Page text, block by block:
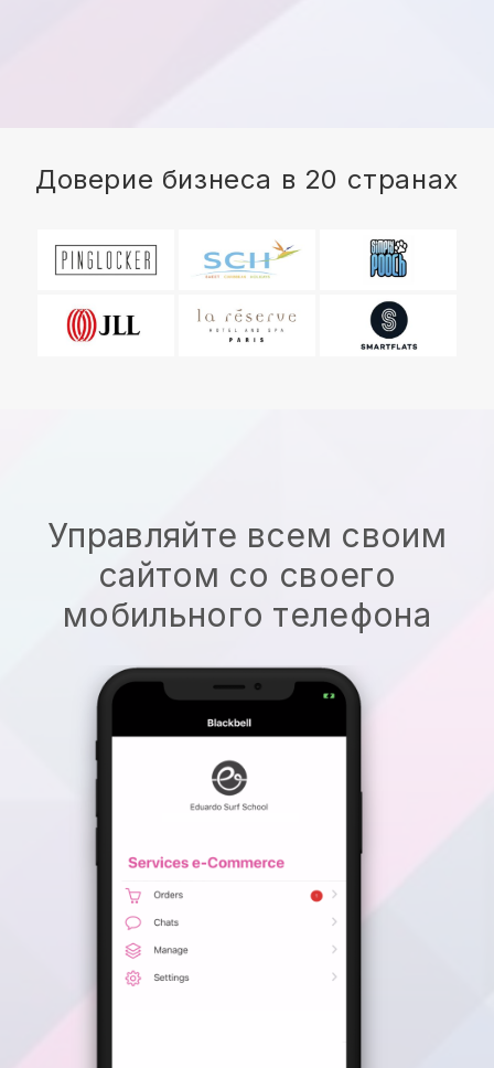
Доверие бизнеса в 20 странах
Управляйте всем своим
сайтом со своего
мобильного телефона